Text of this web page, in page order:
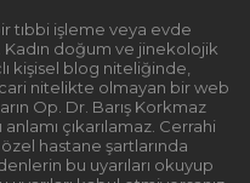
tıbbi işleme veya evde
doğum ve jinekolojik
kişisel blog niteliğinde,
nitelikte olmayan bir web
Op. Dr. Barış Korkmaz
çıkarılamaz. Cerrahi
özel hastane şartlarında
bu uyarıları okuyup